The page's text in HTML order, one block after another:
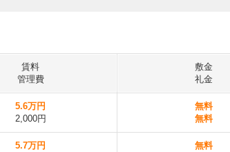
賃料
管理費
敷金
礼金
5.6万円
2,000円
無料
無料
5.7万円
無料